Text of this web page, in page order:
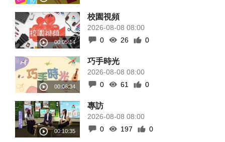
校園視頻
2026-08-08 08:00
0
26 0
巧手時光
2026-08-08 08:00
0
61 0
專訪
2026-08-08 08:00
0
197 0